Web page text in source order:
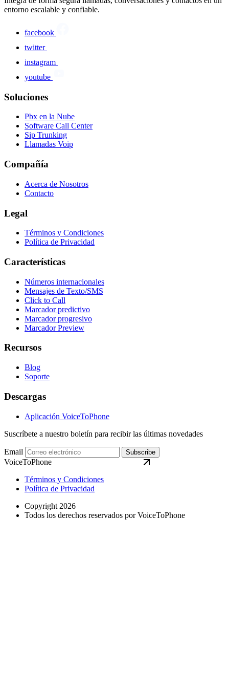
entorno escalable y confiable.
facebook
twitter
instagram
youtube
Soluciones
Pbx en la Nube
Software Call Center
Sip Trunking
Llamadas Voip
Compañía
Acerca de Nosotros
Contacto
Legal
Términos y Condiciones
Política de Privacidad
Características
Números internacionales
Mensajes de Texto/SMS
Click to Call
Marcador predictivo
Marcador progresivo
Marcador Preview
Recursos
Blog
Soporte
Descargas
Aplicación VoiceToPhone
Suscríbete a nuestro boletín para recibir las últimas novedades
Email Subscribe
VoiceToPhone
Términos y Condiciones
Política de Privacidad
Copyright 2026
Todos los derechos reservados por VoiceToPhone